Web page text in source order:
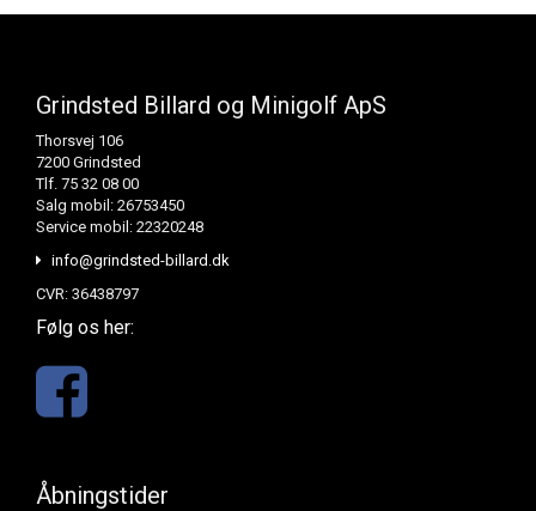
Grindsted Billard og Minigolf ApS
Thorsvej 106
7200 Grindsted
Tlf. 75 32 08 00
Salg mobil: 26753450
Service mobil: 22320248
info@grindsted-billard.dk
CVR: 36438797
Følg os her:
Åbningstider